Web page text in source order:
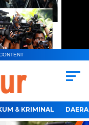
& KRIMINAL